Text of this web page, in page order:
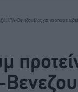
ΗΠΑ-Βενεζουέλας για να αποφευχθεί